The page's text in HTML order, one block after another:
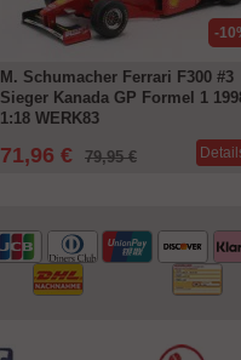
-
M. Schumacher Ferrari F300 #3
Sieger Kanada GP Formel 1
1:18 WERK83
71,96 € 79,95 €